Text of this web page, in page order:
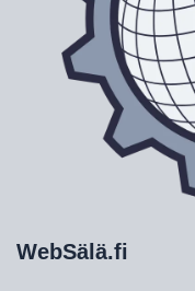
WebSälä.fi